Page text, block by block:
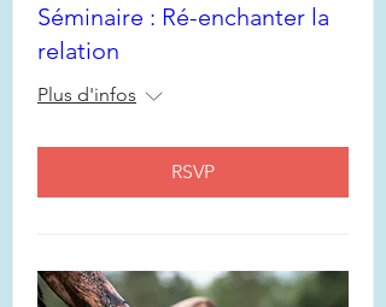
Séminaire : Ré-enchanter la
relation
Plus d'infos
RSVP